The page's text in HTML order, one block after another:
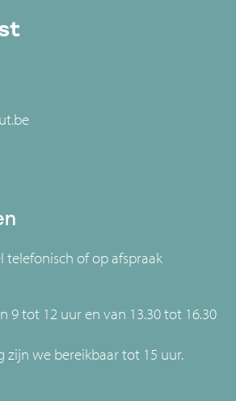
telefonisch of op afspraak
9 tot 12 uur en van 13.30 tot 16.30
zijn we bereikbaar tot 15 uur.